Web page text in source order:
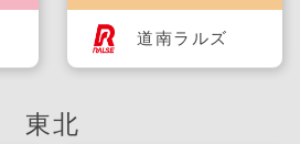
道南ラルズ
東北